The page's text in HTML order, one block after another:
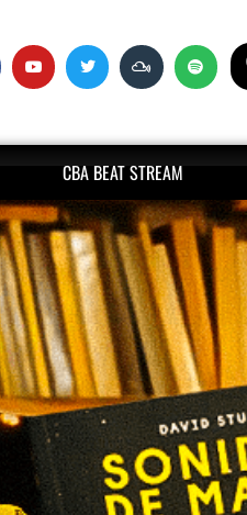
CBA BEAT STREAM